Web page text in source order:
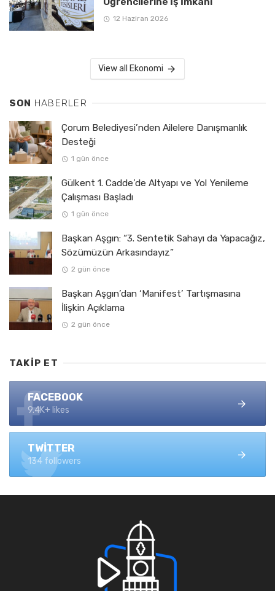
12 Haziran 2026
View all Ekonomi
SON HABERLER
Çorum Belediyesi’nden Ailelere Danışmanlık
Desteği
1 gün önce
Gülkent 1. Cadde’de Altyapı ve Yol Yenileme
Çalışması Başladı
1 gün önce
Başkan Aşgın: “3. Sentetik Sahayı da Yapacağız,
Sözümüzün Arkasındayız”
2 gün önce
Başkan Aşgın’dan ‘Manifest’ Tartışmasına
İlişkin Açıklama
2 gün önce
TAKIP ET
FACEBOOK
9.4K+ likes
TWITTER
134 followers